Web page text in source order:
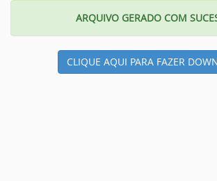
ARQUIVO GERADO COM
CLIQUE AQUI PARA FAZER